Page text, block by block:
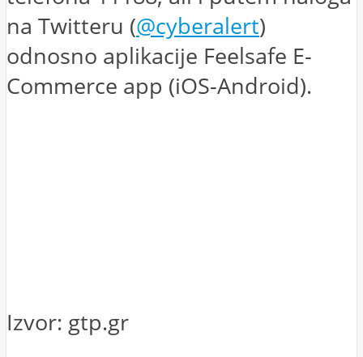
na Twitteru (@cyberalert)
odnosno aplikacije Feelsafe E-
Commerce app (iOS-Android).
Izvor: gtp.gr